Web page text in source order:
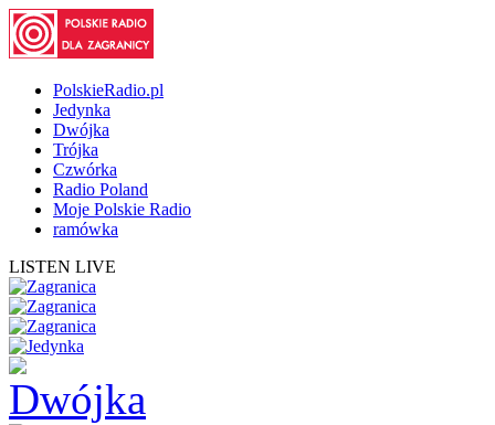
PolskieRadio.pl
Jedynka
Dwójka
Trójka
Czwórka
Radio Poland
Moje Polskie Radio
ramówka
LISTEN LIVE